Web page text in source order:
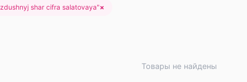
shar cifra salatovaya"×
Товары не найдены